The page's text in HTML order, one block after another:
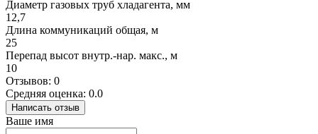
Диаметр газовых труб хладагента, мм
12,7
Длина коммуникаций общая, м
25
Перепад высот внутр.-нар. макс., м
10
Отзывов: 0
Средняя оценка: 0.0
Написать отзыв
Ваше имя